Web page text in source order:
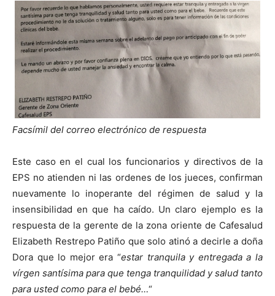
Facsímil del correo electrónico de respuesta
Este caso en el cual los funcionarios y directivos de la
EPS no atienden ni las ordenes de los jueces, confirman
nuevamente lo inoperante del régimen de salud y la
insensibilidad en que ha caído. Un claro ejemplo es la
respuesta de la gerente de la zona oriente de Cafesalud
Elizabeth Restrepo Patiño que solo atinó a decirle a doña
Dora que lo mejor era “estar tranquila y entregada a la
vírgen santísima para que tenga tranquilidad y salud tanto
para usted como para el bebé…“